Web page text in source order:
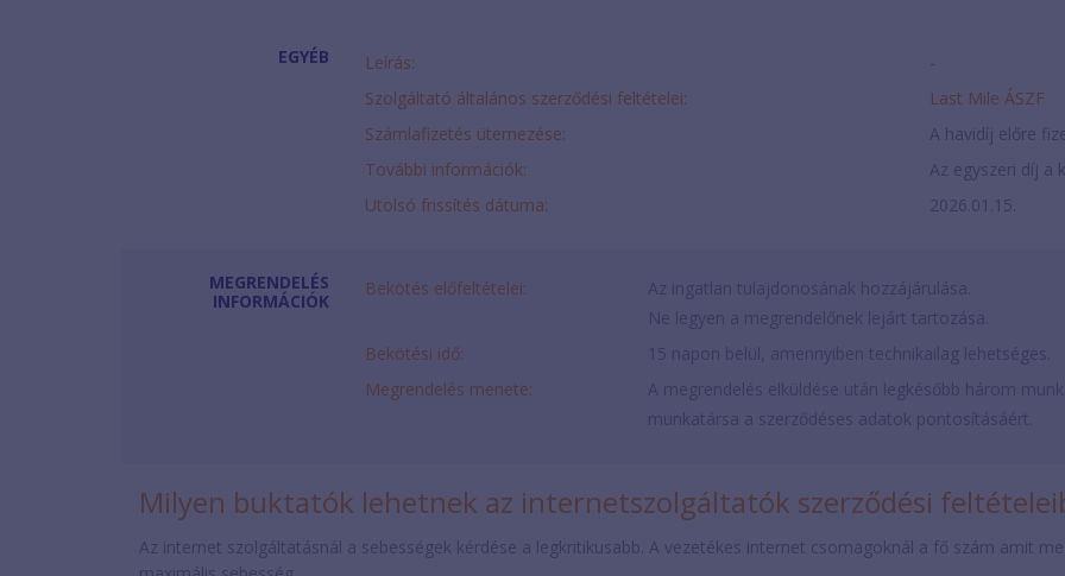
EGYÉB Leírás:
-
Szolgáltató általános szerződési feltételei:
Last Mile ÁSZF
Számlafizetés ütemezése:
A havidíj előre
További információk:
Az egyszeri díj a
Utolsó frissítés dátuma:
2026.01.15.
MEGRENDELÉS
INFORMÁCIÓK
Bekötés előfeltételei:
Bekötési idő:
Megrendelés menete:
Milyen buktatók lehetnek az internetszolgáltatók szerződési
Az internet szolgáltatásnál a sebességek kérdése a legkritikusabb. A vezetékes internet csomagoknál a fő szám amit